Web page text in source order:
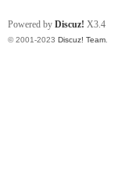
Powered by Discuz! X3.4
© 2001-2023 Discuz! Team